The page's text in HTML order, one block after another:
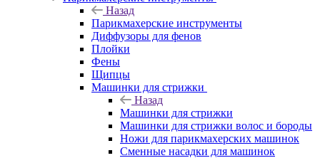
Назад
Парикмахерские инструменты
Диффузоры для фенов
Плойки
Фены
Щипцы
Машинки для стрижки
Назад
Машинки для стрижки
Машинки для стрижки волос и бороды
Ножи для парикмахерских машинок
Сменные насадки для машинок